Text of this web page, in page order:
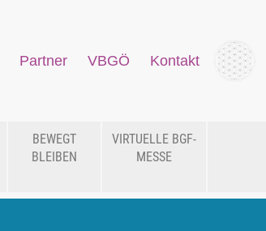
Partner VBGÖ Kontakt
BEWEGT
BLEIBEN
VIRTUELLE BGF-
MESSE